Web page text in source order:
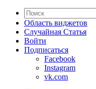
Область виджетов
Случайная Статья
Войти
Подписаться
Facebook
Instagram
vk.com